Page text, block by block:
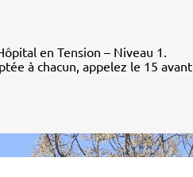
en Tension – Niveau 1.
à chacun, appelez le 15 avant